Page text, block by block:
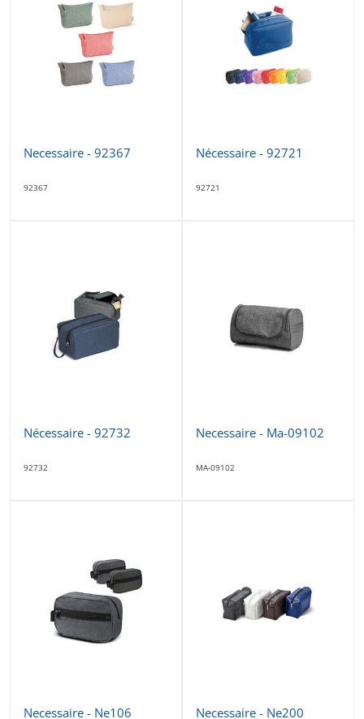
Necessaire - 92367
92367
Nécessaire - 92721
92721
Nécessaire - 92732
92732
Necessaire - Ma-09102
MA-09102
Necessaire - Ne106 Necessaire - Ne200